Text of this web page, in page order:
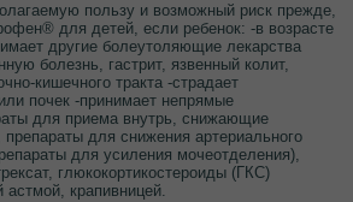
пользу и возможный риск прежде,
для детей, если ребенок: -в возрасте
другие болеутоляющие лекарства
болезнь, гастрит, язвенный колит,
кишечного тракта -страдает
почек -принимает непрямые
для приема внутрь, снижающие
для снижения артериального
для усиления мочеотделения),
глюкокортикостероиды (ГКС)
астмой, крапивницей.